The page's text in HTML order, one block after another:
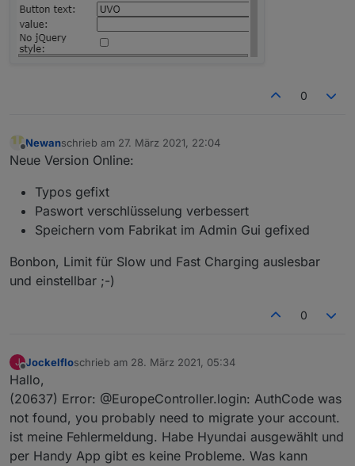
0
Offline
Newanschrieb am 27. März 2021, 22:04
zuletzt editiert von
Neue Version Online:
Typos gefixt
Paswort verschlüsselung verbessert
Speichern vom Fabrikat im Admin Gui gefixed
Bonbon, Limit für Slow und Fast Charging auslesbar
und einstellbar ;-)
0
J
Offline
Jockelfloschrieb am 28. März 2021, 05:34
zuletzt editiert von
Hallo,
(20637) Error: @EuropeController.login: AuthCode was
not found, you probably need to migrate your account.
ist meine Fehlermeldung. Habe Hyundai ausgewählt und
per Handy App gibt es keine Probleme. Was kann